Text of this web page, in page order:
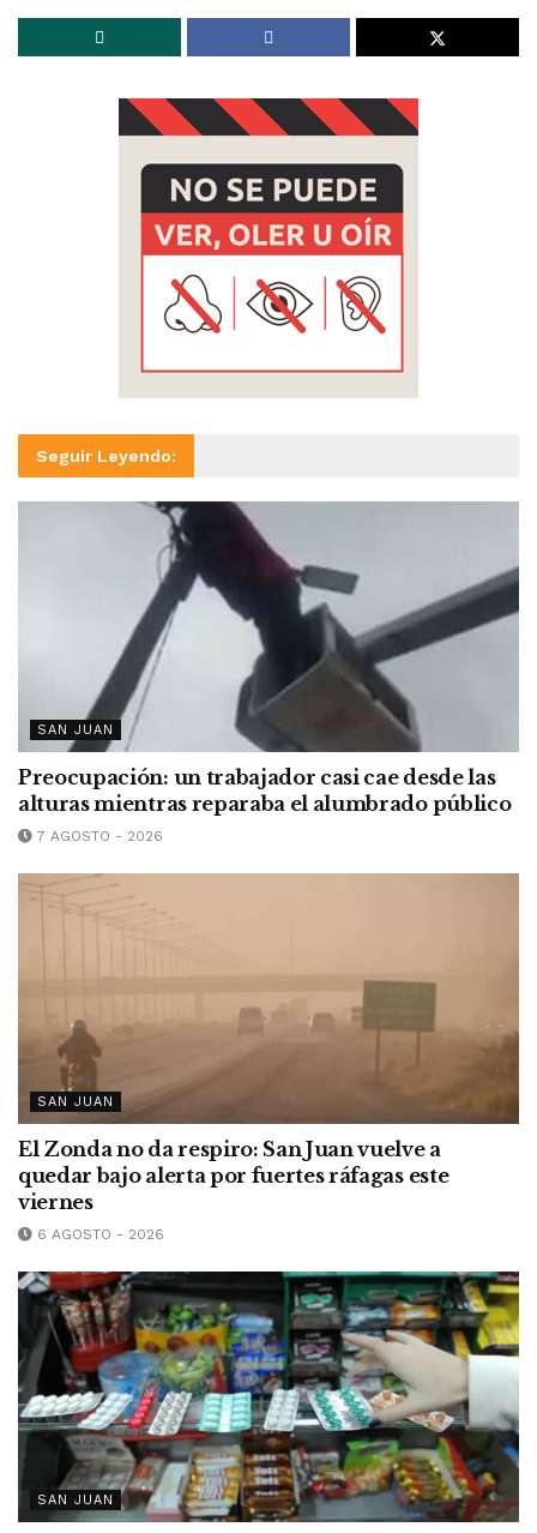
Seguir Leyendo:
SAN JUAN
Preocupación: un trabajador casi cae desde las
alturas mientras reparaba el alumbrado público
7 AGOSTO - 2026
SAN JUAN
El Zonda no da respiro: San Juan vuelve a
quedar bajo alerta por fuertes ráfagas este
viernes
6 AGOSTO - 2026
SAN JUAN